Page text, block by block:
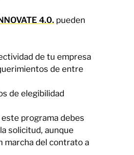
4.0. pueden
de tu empresa
de entre
de elegibilidad
programa debes
solicitud, aunque
marcha del contrato a